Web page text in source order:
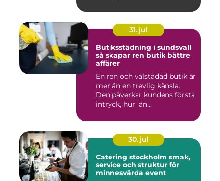
31. jul
Butiksstädning i sundsvall
så skapar ren butik bättre
affärer
En ren och välstädad butik är
mer än en trevlig känsla.
Den påverkar kundens första
intryck, hur län...
30. jul
Catering stockholm smak,
service och struktur för
minnesvärda event